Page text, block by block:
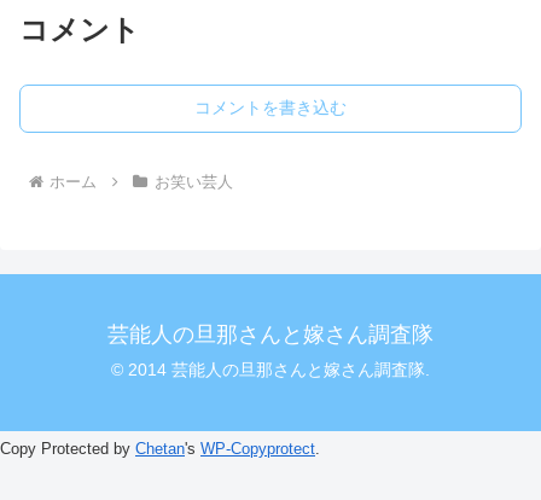
コメント
コメントを書き込む
ホーム お笑い芸人
芸能人の旦那さんと嫁さん調査隊
© 2014 芸能人の旦那さんと嫁さん調査隊.
Copy Protected by Chetan's WP-Copyprotect.